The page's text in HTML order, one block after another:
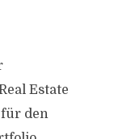
Estate
für den